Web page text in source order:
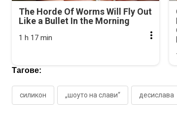
The Horde Of Worms Will Fly Out
Like a Bullet In the Morning
1 h 17 min
Тагове:
силикон „шоуто на слави“ десислава